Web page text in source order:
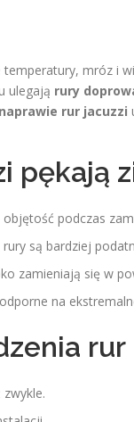
mróz i
ulegają rury
naprawie rur jacuzzi
pękają
podczas
są bardziej
zamieniają się w
na
rur